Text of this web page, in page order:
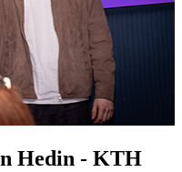
Hedin - KTH